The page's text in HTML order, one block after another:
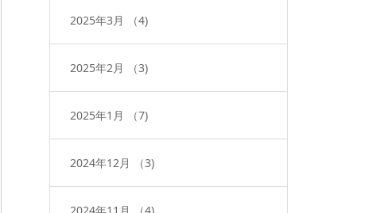
2025年3月 （4)
2025年2月 （3)
2025年1月 （7)
2024年12月 （3)